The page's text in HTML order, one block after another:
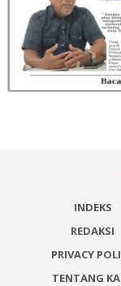
INDEKS
REDAKSI
PRIVACY
TENTANG